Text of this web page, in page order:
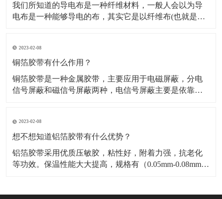
我们所知道的导电布是一种纤维材料，一般人会以为导
电布是一种能够导电的布，其实它是以纤维布(也就是一
电布可分为：镀镍导电布，镀金导电布，镀炭导电布，
铝箔纤维复合布这几种，这几种导电布从外观上有平纹
和网格区
2023-02-08
铜箔胶带有什么作用？
铜箔胶带是一种金属胶带，主要应用于电磁屏蔽，分电
信号屏蔽和磁信号屏蔽两种，电信号屏蔽主要是依靠铜
机，笔记电脑和其他数码产品之中。​铜箔胶带具有低表
面氧气特性，可以附着与各种不同基材，如金属，绝缘
材料等
2023-02-08
想不想知道铝箔胶带有什么优势？
铝箔胶带采用优质压敏胶，粘性好，附着力强，抗老化
等功效。保温性能大大提高，规格有（0.05mm-0.08mm）